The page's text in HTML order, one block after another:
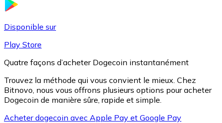
Disponible sur
Play Store
Quatre façons d’acheter Dogecoin instantanément
Trouvez la méthode qui vous convient le mieux. Chez
Bitnovo, nous vous offrons plusieurs options pour acheter
Dogecoin de manière sûre, rapide et simple.
Acheter dogecoin avec Apple Pay et Google Pay